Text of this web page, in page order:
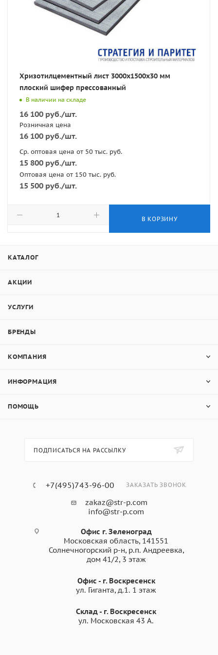
Хризотилцементный лист 3000х1500х30 мм
плоский шифер прессованный
В наличии на складе
16 100 руб./шт.
Розничная цена
16 100 руб./шт.
Ср. оптовая цена от 50 тыс. руб.
15 800 руб./шт.
Оптовая цена от 150 тыс. руб.
15 500 руб./шт.
В КОРЗИНУ
КАТАЛОГ
АКЦИИ
УСЛУГИ
БРЕНДЫ
КОМПАНИЯ
ИНФОРМАЦИЯ
ПОМОЩЬ
ПОДПИСАТЬСЯ НА РАССЫЛКУ
+7(495)743-96-00 ЗАКАЗАТЬ ЗВОНОК
zakaz@str-p.com
info@str-p.com
Офис г. Зеленоград
Московская область, 141551
Солнечногорский р-н, р.п. Андреевка,
дом 41/2, 3 этаж
Офис - г. Воскресенск
ул. Гиганта, д.1. 1 этаж
Склад - г. Воскресенск
ул. Московская 43 А.